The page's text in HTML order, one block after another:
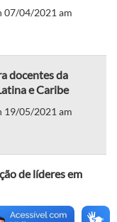
07/04/2021 am
docentes da
e Caribe
19/05/2021 am
de líderes em
26/02/2021 am